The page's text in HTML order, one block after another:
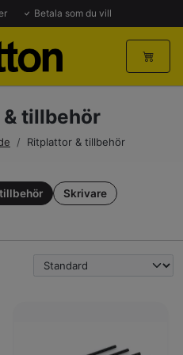
Betala som du vill
tillbehör
/ Ritplattor & tillbehör
Skrivare